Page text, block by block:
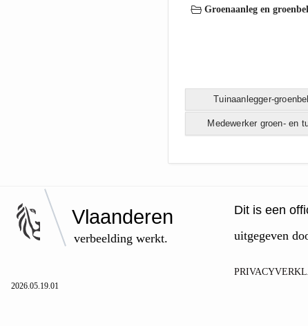
Groenaanleg en
Tuinaanlegger-
Medewerker groen- en
Vlaanderen
verbeelding werkt.
Dit is een
uitgegeven
2026.05.19.01